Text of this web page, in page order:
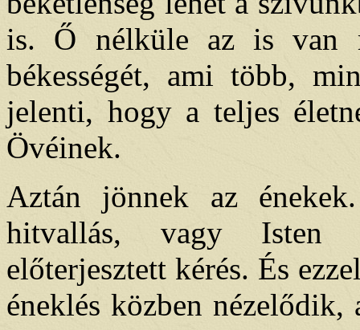
is. Ő nélküle az is van
békességét, ami több,
jelenti, hogy a teljes
Övéinek.
Aztán jönnek az
hitvallás, vagy Isten
előterjesztett kérés. És
éneklés közben nézelődik,